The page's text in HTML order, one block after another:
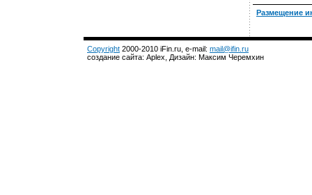
Размещение
Copyright 2000-2010 iFin.ru, e-mail: mail@ifin.ru
создание сайта: Aplex, Дизайн: Максим Черемхин